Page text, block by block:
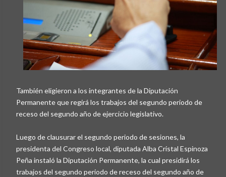
También eligieron a los integrantes de la Diputación
Permanente que regirá los trabajos del segundo periodo de
receso del segundo año de ejercicio legislativo.
Luego de clausurar el segundo periodo de sesiones, la
presidenta del Congreso local, diputada Alba Cristal Espinoza
Peña instaló la Diputación Permanente, la cual presidirá los
trabajos del segundo periodo de receso del segundo año de